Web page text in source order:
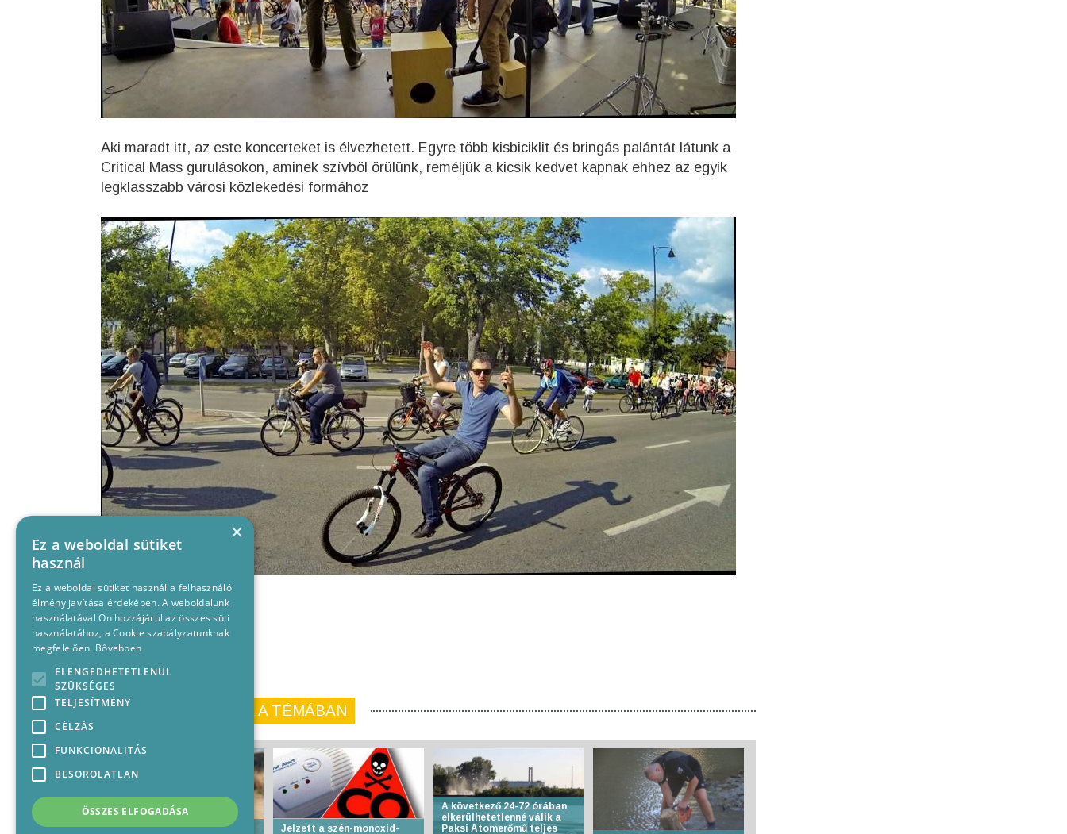
Aki maradt itt, az este koncerteket is élvezhetett. Egyre több kisbiciklit és bringás palántát látunk a
Critical Mass gurulásokon, aminek szívböl örülünk, reméljük a kicsik kedvet kapnak ehhez az egyik
legklasszabb városi közlekedési formához
KORÁBBI CIKKEINK A TÉMÁBAN
Életbe lép az I. fokú Jelzett a szén-monoxid-
A következő 24-72 órában
elkerülhetetlenné válik a
Paksi Atomerőmű teljes
×
Ez a weboldal sütiket
használ
Ez a weboldal sütiket használ a felhasználói
élmény javítása érdekében. A weboldalunk
használatával Ön hozzájárul az összes süti
használatához, a Cookie szabályzatunknak
megfelelően. Bővebben
ELENGEDHETETLENÜL
SZÜKSÉGES
TELJESÍTMÉNY
CÉLZÁS
FUNKCIONALITÁS
BESOROLATLAN
ÖSSZES ELFOGADÁSA